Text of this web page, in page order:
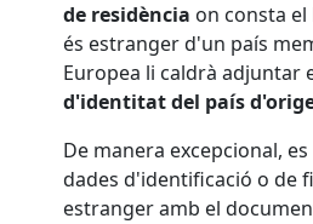
de residència on consta el
és estranger d'un país
Europea li caldrà adjuntar
d'identitat del país
De manera excepcional,
dades d'identificació o de
estranger amb el